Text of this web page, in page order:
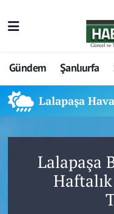
Gündem Şanlıurfa
Lalapaşa
Lalapaşa